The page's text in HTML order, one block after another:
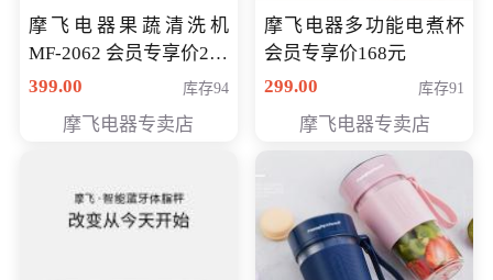
摩飞电器果蔬清洗机
MF-2062 会员专享价268
元
399.00 库存94
摩飞电器专卖店
摩飞电器多功能电煮杯
会员专享价168元
299.00
库存91
摩飞电器专卖店